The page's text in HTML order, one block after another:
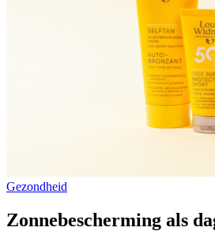
Gezondheid
Zonnebescherming als